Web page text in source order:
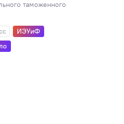
таможенного
ИЭУиФ